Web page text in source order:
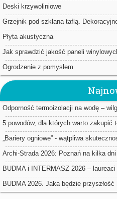
Deski krzywoliniowe
Grzejnik pod szklaną taflą.
Płyta akustyczna
Jak sprawdzić jakość paneli
Ogrodzenie z pomysłem
Odporność termoizolacji na wodę –
sweter
5 powodów, dla których warto zakupić
„Bariery ogniowe” - wątpliwa
ociepleń
Archi-Strada 2026: Poznań na kilka
BUDMA i INTERMASZ 2026 –
BUDMA 2026. Jaka będzie